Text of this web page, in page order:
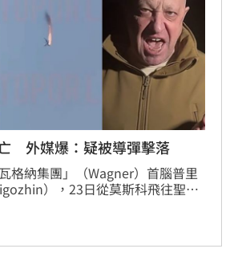
外媒爆：疑被導彈擊落
格納集團」（Wagner）首腦普里
），23日從莫斯科飛往聖彼
，就有消息人士透露，該架飛機是